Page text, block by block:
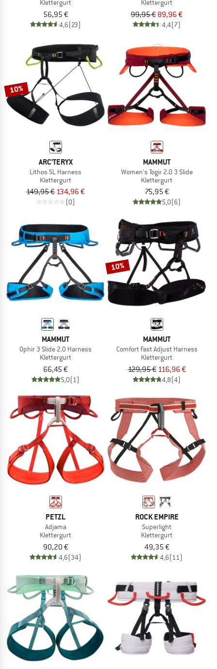
Klettergurt
56,95 €
4,6(23)
Klettergurt
99,95 € 89,96 €
4,4(7)
10%
ARC'TERYX
Lithos SL Harness
Klettergurt
149,95 € 134,96 €
(0)
MAMMUT
Women's Togir 2.0 3 Slide
Klettergurt
75,95 €
5,0(6)
MAMMUT
Ophir 3 Slide 2.0 Harness
Klettergurt
66,45 €
5,0(1)
10%
MAMMUT
Comfort Fast Adjust Harness
Klettergurt
129,95 € 116,96 €
4,8(4)
PETZL
Adjama
Klettergurt
90,20 €
4,6(34)
ROCK EMPIRE
Superlight
Klettergurt
49,35 €
4,6(11)